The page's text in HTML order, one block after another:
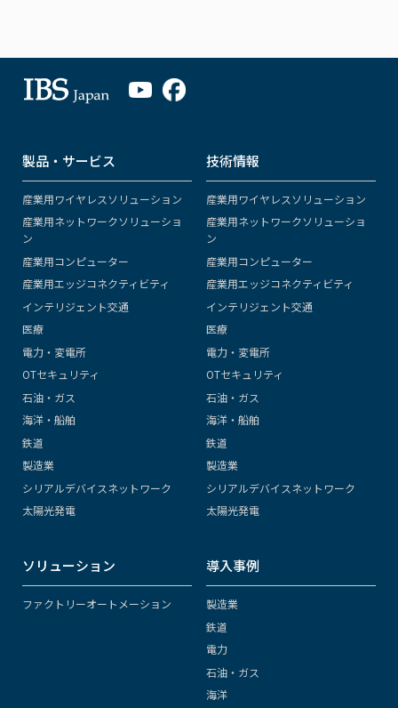
製品・サービス
産業用ワイヤレスソリューション
産業用ネットワークソリューショ
ン
産業用コンピューター
産業用エッジコネクティビティ
インテリジェント交通
医療
電力・変電所
OTセキュリティ
石油・ガス
海洋・船舶
鉄道
製造業
シリアルデバイスネットワーク
太陽光発電
技術情報
産業用ワイヤレスソリューション
産業用ネットワークソリューショ
ン
産業用コンピューター
産業用エッジコネクティビティ
インテリジェント交通
医療
電力・変電所
OTセキュリティ
石油・ガス
海洋・船舶
鉄道
製造業
シリアルデバイスネットワーク
太陽光発電
ソリューション
ファクトリーオートメーション
導入事例
製造業
鉄道
電力
石油・ガス
海洋